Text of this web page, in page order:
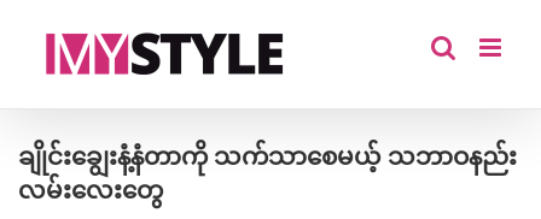
ချိုင်းချွေးနံ့နံတာကို သက်သာစေမယ့် သဘာဝနည်း
လမ်းလေးတွေ